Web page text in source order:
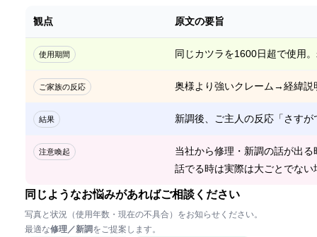
観点 原文の要旨
使用期間 同じカツラを1600日超で使用
ご家族の反応 奥様より強いクレーム→経緯
結果 新調後、ご主人の反応「さす
注意喚起
当社から修理・新調の話が出
話でる時は実際は大ごとでない
同じようなお悩みがあればご相談ください
写真と状況（使用年数・現在の不具合）をお知らせください。
最適な修理／新調をご提案します。